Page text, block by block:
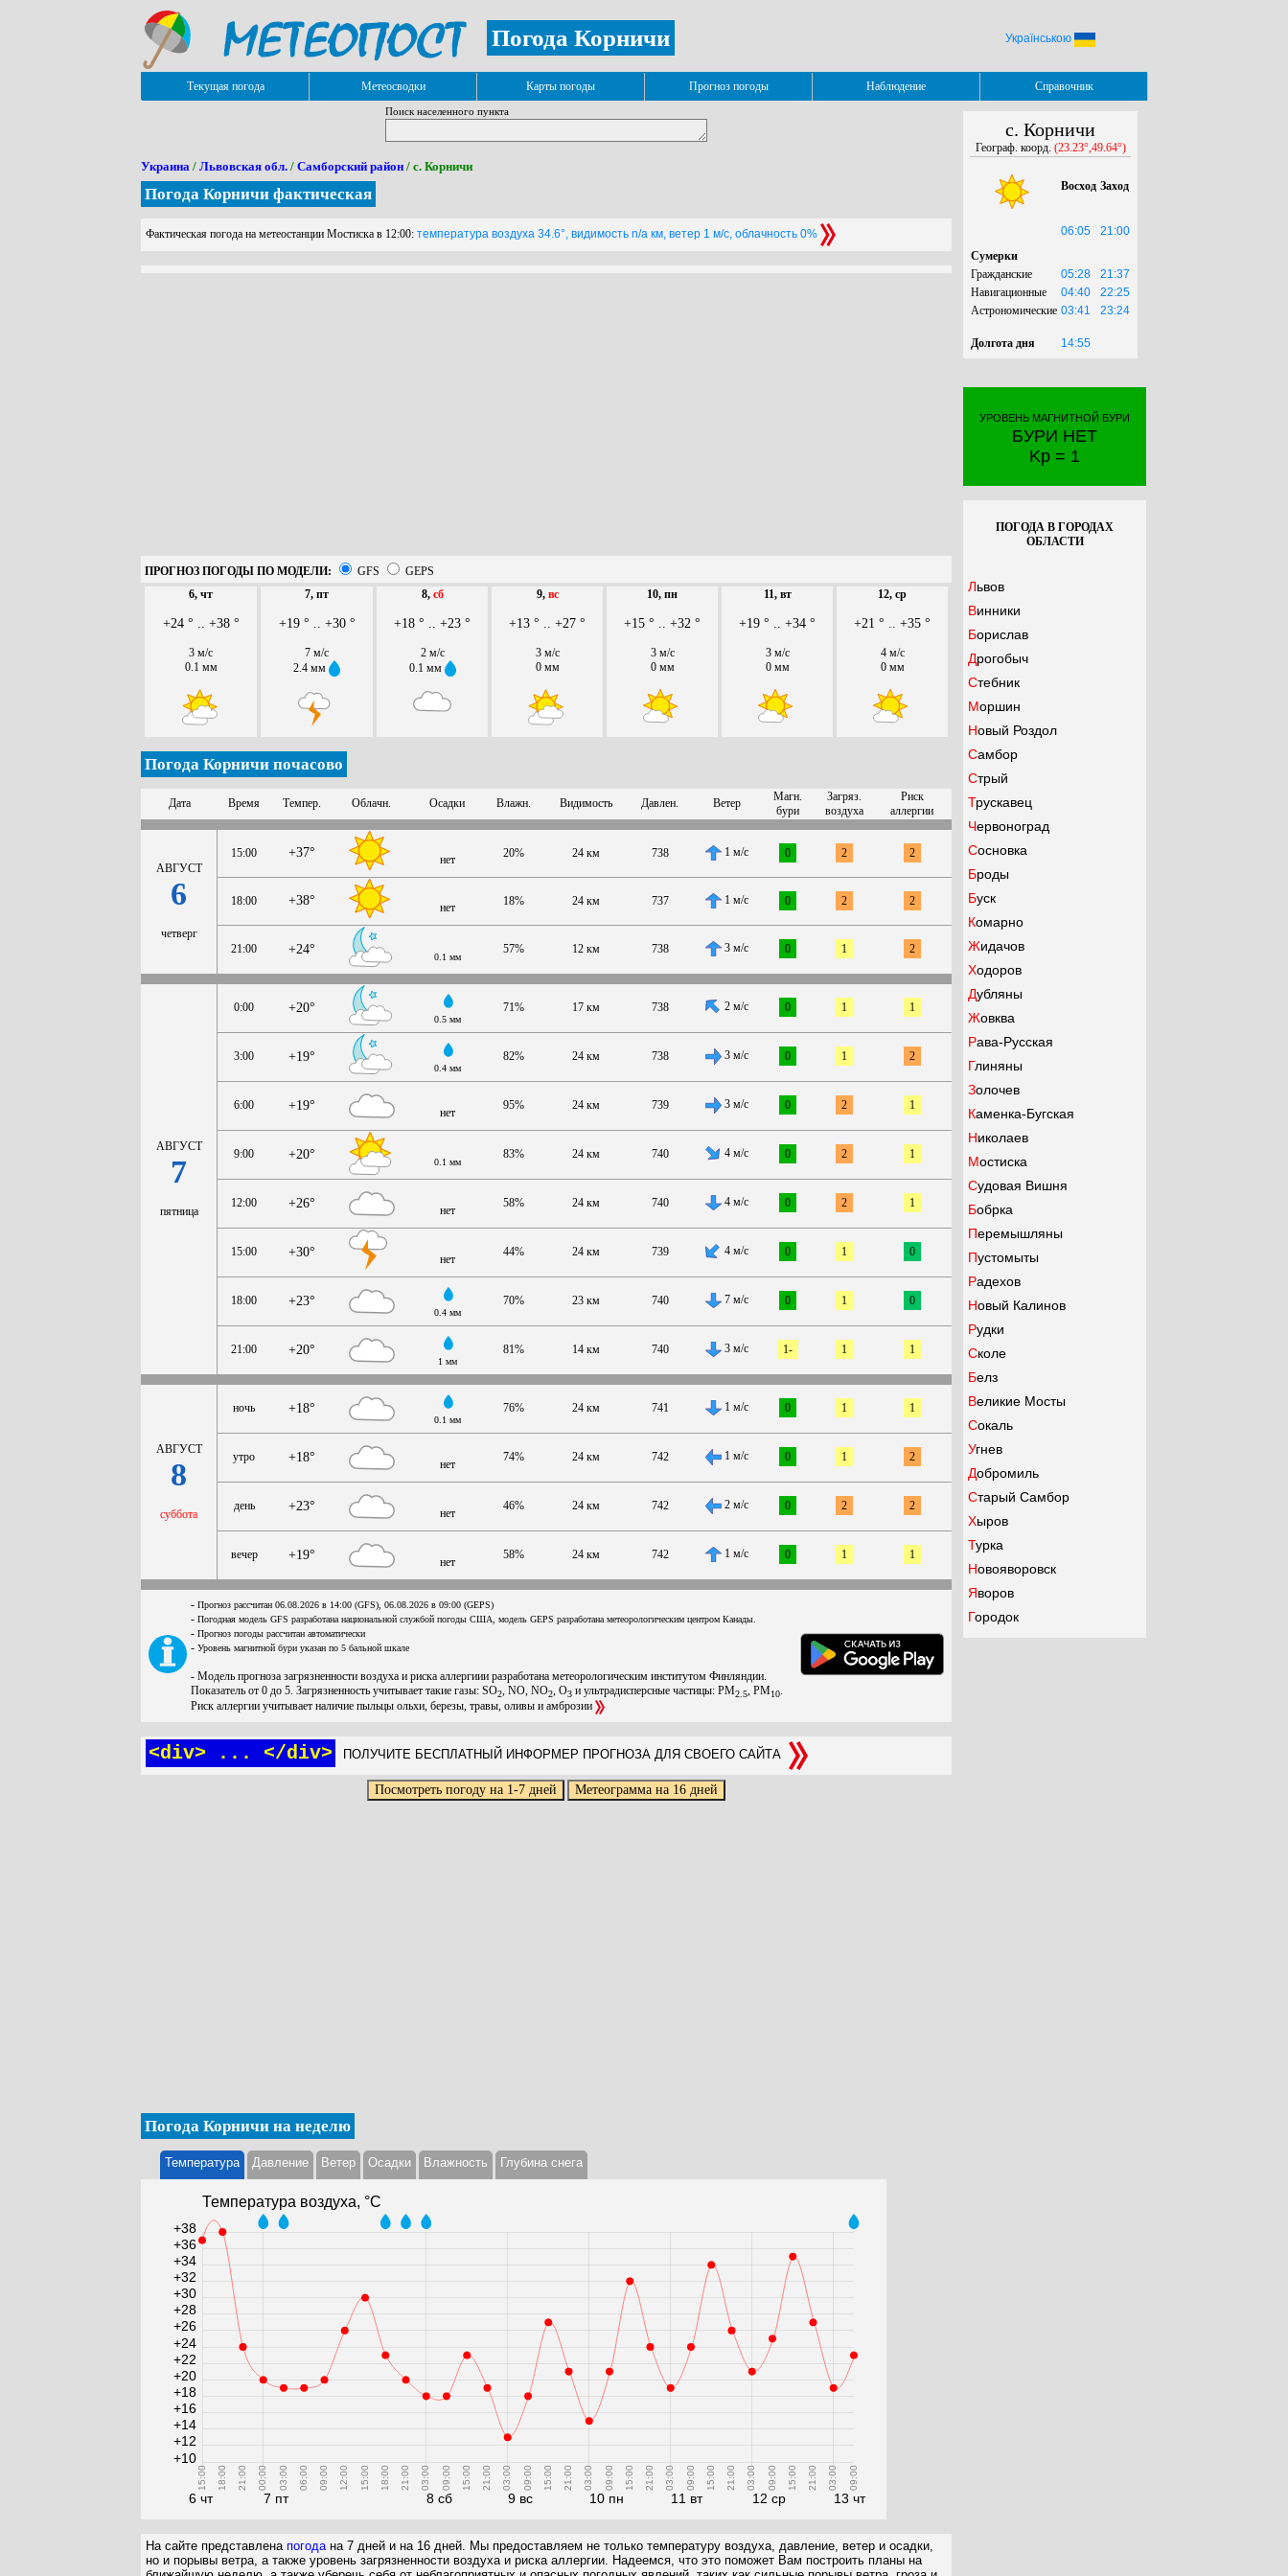
Погода Корничи Українською
Текущая погода Метеосводки Карты погоды Прогноз погоды Наблюдение Справочник
Поиск населенного пункта
Украина / Львовская обл. / Самборский район / с. Корничи
Погода Корничи фактическая
Фактическая погода на метеостанции Мостиска в 12:00: температура воздуха 34.6°, видимость n/a км, ветер 1 м/с, облачность 0%
ПРОГНОЗ ПОГОДЫ ПО МОДЕЛИ: GFS
GEPS
6, чт
+24 ° .. +38 °
3 м/с
0.1 мм
7, пт
+19 ° .. +30 °
7 м/с
2.4 мм
8, сб
+18 ° .. +23 °
2 м/с
0.1 мм
9, вс
+13 ° .. +27 °
3 м/с
0 мм
10, пн
+15 ° .. +32 °
3 м/с
0 мм
11, вт
+19 ° .. +34 °
3 м/с
0 мм
12, ср
+21 ° .. +35 °
4 м/с
0 мм
Погода Корничи почасово
Дата Время Темпер. Облачн. Осадки Влажн. Видимость Давлен. Ветер
Магн.
бури
Загряз.
воздуха
Риск
аллергии
АВГУСТ
6
четверг
15:00 +37° нет 20% 24 км 738 1 м/с 0 2 2
18:00 +38° нет 18% 24 км 737 1 м/с 0 2 2
21:00 +24°
0.1 мм
57% 12 км 738 3 м/с 0 1 2
АВГУСТ
7
пятница
0:00 +20°
0.5 мм
71% 17 км 738 2 м/с 0 1 1
3:00 +19°
0.4 мм
82% 24 км 738 3 м/с 0 1 2
6:00 +19° нет
95% 24 км 739 3 м/с 0 2 1
9:00 +20°
0.1 мм
83% 24 км 740 4 м/с 0 2 1
12:00 +26° нет
58% 24 км 740 4 м/с 0 2 1
15:00 +30° нет
44% 24 км 739 4 м/с 0 1 0
18:00 +23°
0.4 мм
70% 23 км 740 7 м/с 0 1 0
21:00 +20°
1 мм
81% 14 км 740 3 м/с 1- 1 1
АВГУСТ
8
суббота
ночь +18°
0.1 мм
76% 24 км 741 1 м/с 0 1 1
утро +18° нет
74% 24 км 742 1 м/с 0 1 2
день +23° нет
46% 24 км 742 2 м/с 0 2 2
вечер +19° нет
58% 24 км 742 1 м/с 0 1 1
- Прогноз рассчитан 06.08.2026 в 14:00 (GFS), 06.08.2026 в 09:00 (GEPS)
- Погодная модель GFS разработана национальной службой погоды США, модель GEPS разработана метеорологическим центром Канады.
- Прогноз погоды рассчитан автоматически
- Уровень магнитной бури указан по 5 бальной шкале
- Модель прогноза загрязненности воздуха и риска аллергиии разработана метеорологическим институтом Финляндии.
Показатель от 0 до 5. Загрязненность учитывает такие газы: SO2 , NO, NO2 , O3 и ультрадисперсные частицы: PM2.5 , PM10
Риск аллергии учитывает наличие пыльцы ольхи, березы, травы, оливы и амброзии
<div> ... </div> ПОЛУЧИТЕ БЕСПЛАТНЫЙ ИНФОРМЕР ПРОГНОЗА ДЛЯ СВОЕГО САЙТА
Погода Корничи на неделю
Температура Давление Ветер Осадки Влажность Глубина снега
Температура воздуха, °С
6 чт
15:00 18:00 21:00
7 пт
00:00 03:00 06:00 09:00 12:00 15:00 18:00 21:00
8 сб
03:00 09:00 15:00 21:00
9 вс
03:00 09:00 15:00 21:00
10 пн
03:00 09:00 15:00 21:00
11 вт
03:00 09:00 15:00 21:00
12 ср
03:00 09:00 15:00 21:00
13 чт
03:00 09:00
+10
+12
+14
+16
+18
+20
+22
+24
+26
+28
+30
+32
+34
+36
+38
На сайте представлена погода на 7 дней и на 16 дней. Мы предоставляем не только температуру воздуха, давление, ветер и осадки,
но и порывы ветра, а также уровень загрязненности воздуха и риска аллергии. Надеемся, что это поможет Вам построить планы на
с. Корничи
Географ. коорд. (23.23°,49.64°)
Восход Заход
06:05
21:00
Сумерки
Гражданские
05:28
21:37
Навигационные
04:40
22:25
Астрономические 03:41 23:24
Долгота дня 14:55
УРОВЕНЬ МАГНИТНОЙ БУРИ
БУРИ НЕТ
Kp = 1
ПОГОДА В ГОРОДАХ
ОБЛАСТИ
Львов
Винники
Борислав
Дрогобыч
Стебник
Моршин
Новый Роздол
Самбор
Стрый
Трускавец
Червоноград
Сосновка
Броды
Буск
Комарно
Жидачов
Ходоров
Дубляны
Жовква
Рава-Русская
Глиняны
Золочев
Каменка-Бугская
Николаев
Мостиска
Судовая Вишня
Бобрка
Перемышляны
Пустомыты
Радехов
Новый Калинов
Рудки
Сколе
Белз
Великие Мосты
Сокаль
Угнев
Добромиль
Старый Самбор
Хыров
Турка
Новояворовск
Яворов
Городок